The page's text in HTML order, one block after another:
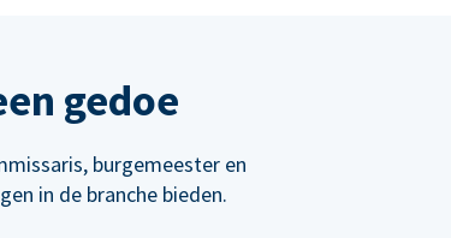
gedoe
burgemeester en
in de branche bieden.